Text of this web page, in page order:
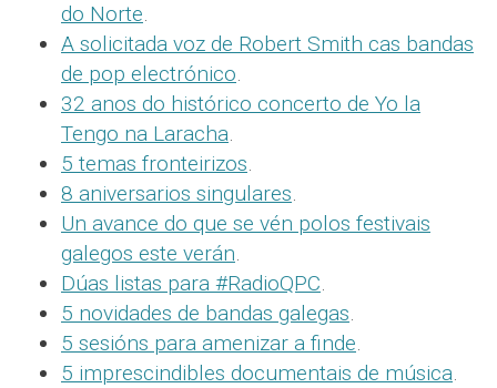
do Norte.
A solicitada voz de Robert Smith cas bandas
de pop electrónico.
32 anos do histórico concerto de Yo la
Tengo na Laracha.
5 temas fronteirizos.
8 aniversarios singulares.
Un avance do que se vén polos festivais
galegos este verán.
Dúas listas para #RadioQPC.
5 novidades de bandas galegas.
5 sesións para amenizar a finde.
5 imprescindibles documentais de música.